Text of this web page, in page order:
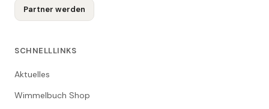
Partner werden
SCHNELLLINKS
Aktuelles
Wimmelbuch Shop